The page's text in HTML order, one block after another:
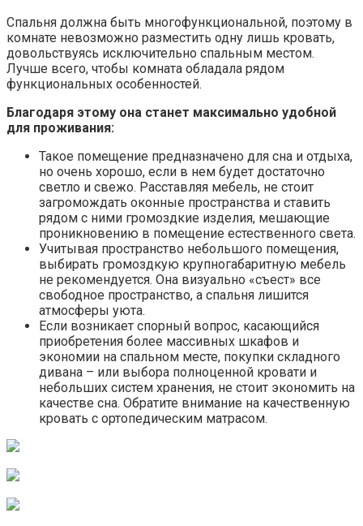
Спальня должна быть многофункциональной, поэтому в
комнате невозможно разместить одну лишь кровать,
довольствуясь исключительно спальным местом.
Лучше всего, чтобы комната обладала рядом
функциональных особенностей.
Благодаря этому она станет максимально удобной
для проживания:
Такое помещение предназначено для сна и отдыха,
но очень хорошо, если в нем будет достаточно
светло и свежо. Расставляя мебель, не стоит
загромождать оконные пространства и ставить
рядом с ними громоздкие изделия, мешающие
проникновению в помещение естественного света.
Учитывая пространство небольшого помещения,
выбирать громоздкую крупногабаритную мебель
не рекомендуется. Она визуально «съест» все
свободное пространство, а спальня лишится
атмосферы уюта.
Если возникает спорный вопрос, касающийся
приобретения более массивных шкафов и
экономии на спальном месте, покупки складного
дивана – или выбора полноценной кровати и
небольших систем хранения, не стоит экономить на
качестве сна. Обратите внимание на качественную
кровать с ортопедическим матрасом.